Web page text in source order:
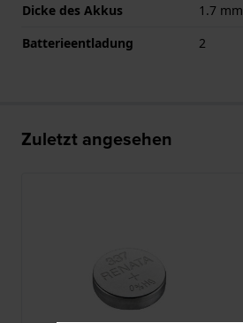
Dicke des Akkus
1.7 mm
Batterieentladung
2
Zuletzt angesehen